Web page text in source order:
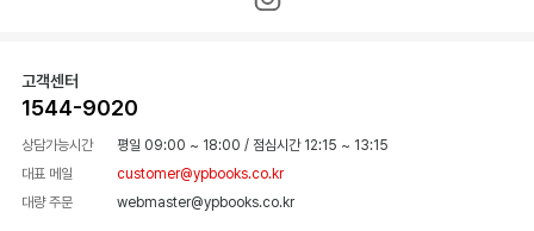
고객센터
1544-9020
상담가능시간 평일 09:00 ~ 18:00 / 점심시간 12:15 ~ 13:15
대표 메일
customer@ypbooks.co.kr
대량 주문
webmaster@ypbooks.co.kr